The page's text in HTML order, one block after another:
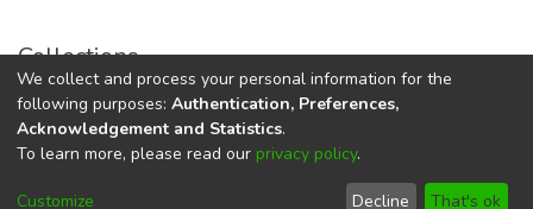
Collections
Educación Básica Alternativa y Tutoría
DSpace softwarecopyright © 2002-2026
Cookie
End User
Send
We collect and process your personal information for the
following purposes: Authentication, Preferences,
Acknowledgement and Statistics.
To learn more, please read our privacy policy.
Customize Decline That's ok